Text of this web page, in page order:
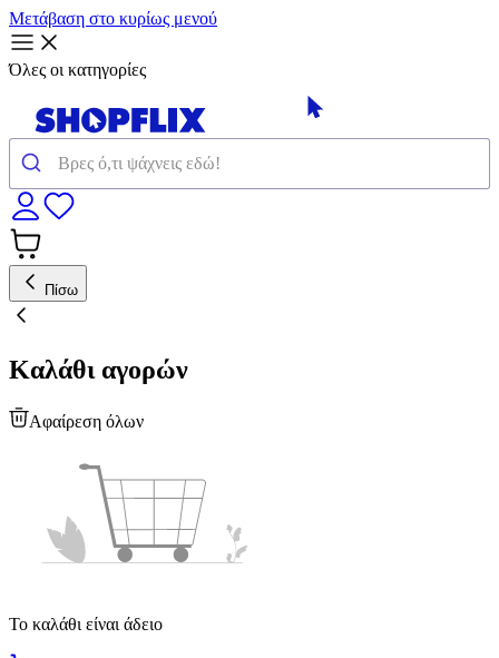
Μετάβαση στο κυρίως μενού
Όλες οι κατηγορίες
Πίσω
Καλάθι αγορών
Αφαίρεση όλων
Το καλάθι είναι άδειο